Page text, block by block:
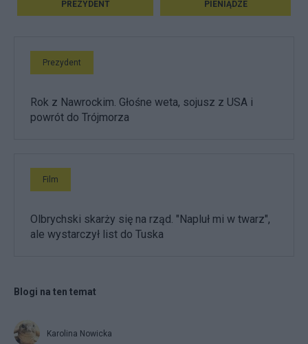
PREZYDENT PIENIĄDZE
Prezydent
Rok z Nawrockim. Głośne weta, sojusz z USA i
powrót do Trójmorza
Film
Olbrychski skarży się na rząd. "Napluł mi w twarz",
ale wystarczył list do Tuska
Blogi na ten temat
Karolina Nowicka